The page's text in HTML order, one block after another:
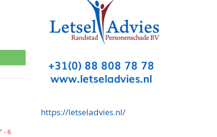
- 6
https://letseladvies.nl/